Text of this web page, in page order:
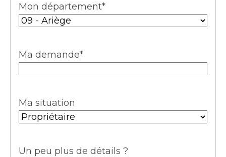
Mon département*
Ma demande*
Ma situation
Un peu plus de détails ?